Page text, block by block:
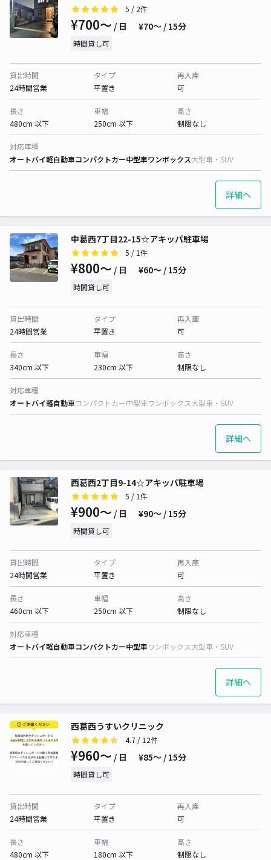
5 / 2件
¥700〜 / 日 ¥70〜 / 15分
時間貸し可
貸出時間
24時間営業
タイプ
平置き
再入庫
可
長さ
480cm 以下
車幅
250cm 以下
高さ
制限なし
対応車種
オートバイ軽自動車コンパクトカー中型車ワンボックス大型車・SUV
詳細へ
中葛西7丁目22-15☆アキッパ駐車場
5 / 1件
¥800〜 / 日 ¥60〜 / 15分
時間貸し可
貸出時間
24時間営業
タイプ
平置き
再入庫
可
長さ
340cm 以下
車幅
230cm 以下
高さ
制限なし
対応車種
オートバイ軽自動車コンパクトカー中型車ワンボックス大型車・SUV
詳細へ
西葛西2丁目9-14☆アキッパ駐車場
5 / 1件
¥900〜 / 日 ¥90〜 / 15分
時間貸し可
貸出時間
24時間営業
タイプ
平置き
再入庫
可
長さ
460cm 以下
車幅
250cm 以下
高さ
制限なし
対応車種
オートバイ軽自動車コンパクトカー中型車ワンボックス大型車・SUV
詳細へ
西葛西うすいクリニック
4.7 / 12件
¥960〜 / 日 ¥85〜 / 15分
時間貸し可
貸出時間
24時間営業
タイプ
平置き
再入庫
可
長さ
480cm 以下
車幅
180cm 以下
高さ
制限なし